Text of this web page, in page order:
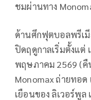
ชมผ่านทาง
ด้านศึกฟุตบอลพรีเ
ปิดฤดูกาลเริ่มตั้งแต่
พฤษภาคม 2569 (
Monomax ถ่ายทอ
เยือนของ ลิเวอร์พูล